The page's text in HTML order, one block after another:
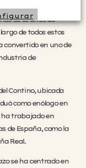
de vinos más
de 30 años de
de todos estos
convertido en uno de
de
Contino, ubicada
como enólogo en
ha trabajado en
de España, como la
Real.
se ha centrado en